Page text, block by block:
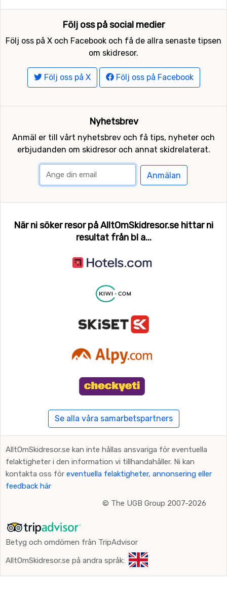
Följ oss på social medier
Följ oss på X och Facebook och få de allra senaste tipsen
om skidresor.
Följ oss på X Följ oss på Facebook
Nyhetsbrev
Anmäl er till vårt nyhetsbrev och få tips, nyheter och
erbjudanden om skidresor och annat skidrelaterat.
Anmälan
När ni söker resor på AlltOmSkidresor.se hittar ni
resultat från bl a...
Se alla våra samarbetspartners
AlltOmSkidresor.se kan inte hållas ansvariga för eventuella
felaktigheter i den information vi tillhandahåller. Ni kan
kontakta oss för eventuella felaktigheter, annonsering eller
feedback här
© The UGB Group 2007-2026
Betyg och omdömen från TripAdvisor
AlltOmSkidresor.se på andra språk: